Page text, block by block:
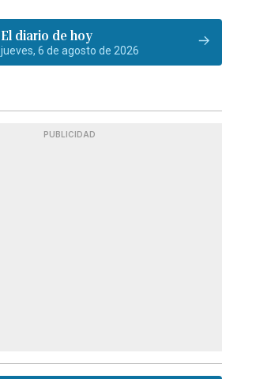
El diario de hoy
jueves, 6 de agosto de 2026
PUBLICIDAD